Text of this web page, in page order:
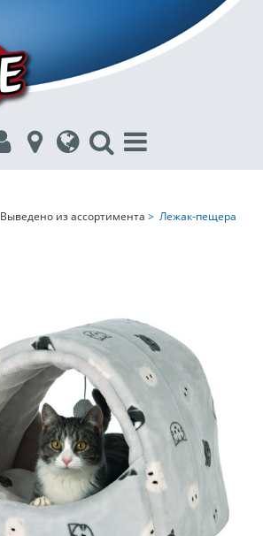
Выведено из ассортимента > Лежак-пещера